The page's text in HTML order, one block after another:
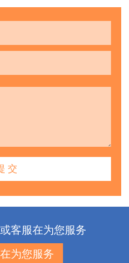
客服在为您服务
为您服务